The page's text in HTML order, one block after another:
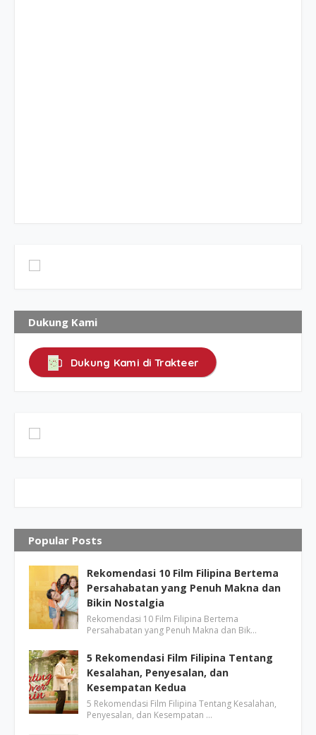
Dukung Kami
Dukung Kami di Trakteer
Popular Posts
Rekomendasi 10 Film Filipina Bertema
Persahabatan yang Penuh Makna dan
Bikin Nostalgia
Rekomendasi 10 Film Filipina Bertema
Persahabatan yang Penuh Makna dan Bik…
5 Rekomendasi Film Filipina Tentang
Kesalahan, Penyesalan, dan
Kesempatan Kedua
5 Rekomendasi Film Filipina Tentang Kesalahan,
Penyesalan, dan Kesempatan …